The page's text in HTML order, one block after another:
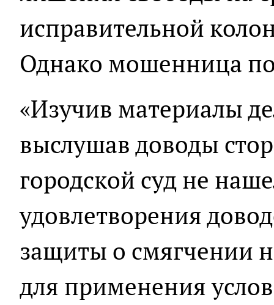
исправительной
Однако мошенница
«Изучив материалы
выслушав доводы
городской суд не
удовлетворения
защиты о смягчении
для применения